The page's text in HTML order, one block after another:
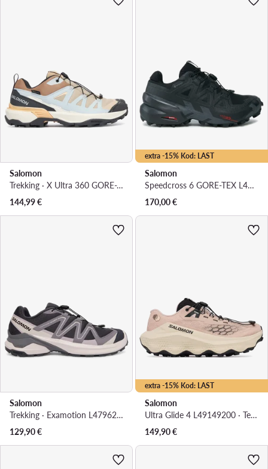
Salomon
Trekking · X Ultra 360 GORE-TEX L45395300 · Šarena
144,99€
extra -15% Kod: LAST
Salomon
Speedcross 6 GORE-TEX L41743400 · Tenisice za trčanje
170,00€
Salomon
Trekking · Examotion L47962200 · Siva
129,90€
extra -15% Kod: LAST
Salomon
Ultra Glide 4 L49149200 · Tenisice za trčanje
149,90€